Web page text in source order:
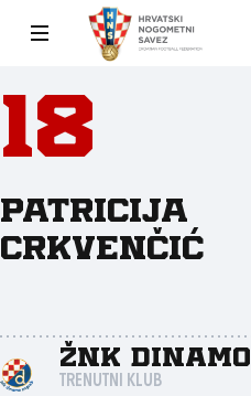
18
Patricija
Crkvenčić
ŽNK Dinamo
TRENUTNI KLUB